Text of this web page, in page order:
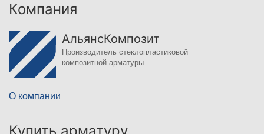
Компания
АльянсКомпозит
Производитель стеклопластиковой
композитной арматуры
О компании